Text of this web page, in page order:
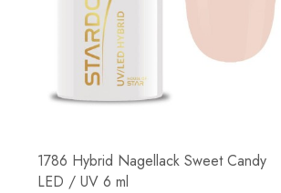
1786 Hybrid Nagellack Sweet Candy
LED / UV 6 ml